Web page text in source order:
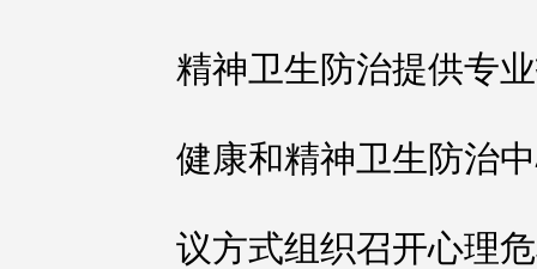
精神卫生防治提供专
健康和精神卫生防治
议方式组织召开心理